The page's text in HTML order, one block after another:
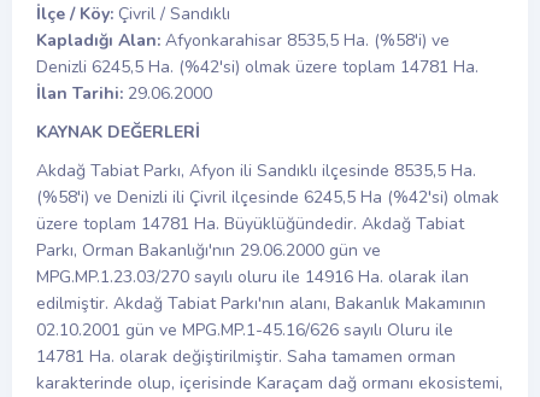
İlçe / Köy: Çivril / Sandıklı
Kapladığı Alan: Afyonkarahisar 8535,5 Ha. (%58'i) ve
Denizli 6245,5 Ha. (%42'si) olmak üzere toplam 14781 Ha.
İlan Tarihi: 29.06.2000
KAYNAK DEĞERLERİ
Akdağ Tabiat Parkı, Afyon ili Sandıklı ilçesinde 8535,5 Ha.
(%58'i) ve Denizli ili Çivril ilçesinde 6245,5 Ha (%42'si) olmak
üzere toplam 14781 Ha. Büyüklüğündedir. Akdağ Tabiat
Parkı, Orman Bakanlığı'nın 29.06.2000 gün ve
MPG.MP.1.23.03/270 sayılı oluru ile 14916 Ha. olarak ilan
edilmiştir. Akdağ Tabiat Parkı'nın alanı, Bakanlık Makamının
02.10.2001 gün ve MPG.MP.1-45.16/626 sayılı Oluru ile
14781 Ha. olarak değiştirilmiştir. Saha tamamen orman
karakterinde olup, içerisinde Karaçam dağ ormanı ekosistemi,